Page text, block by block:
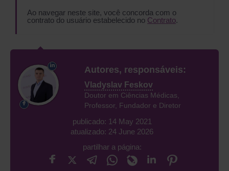
Ao navegar neste site, você concorda com o
contrato do usuário estabelecido no Contrato.
Autores, responsáveis:
Vladyslav Feskov
Doutor em Ciências Médicas,
Professor, Fundador e Diretor
publicado: 14 May 2021
atualizado: 24 June 2026
partilhar a página: